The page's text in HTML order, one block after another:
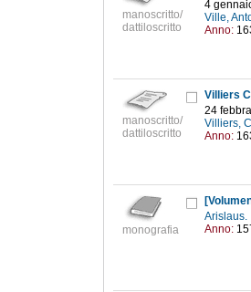
manoscritto/
dattiloscritto
4
Ville,
Anno:
manoscritto/
dattiloscritto
Villiers
24
Villiers,
Anno:
monografia
Arislaus.
Anno: